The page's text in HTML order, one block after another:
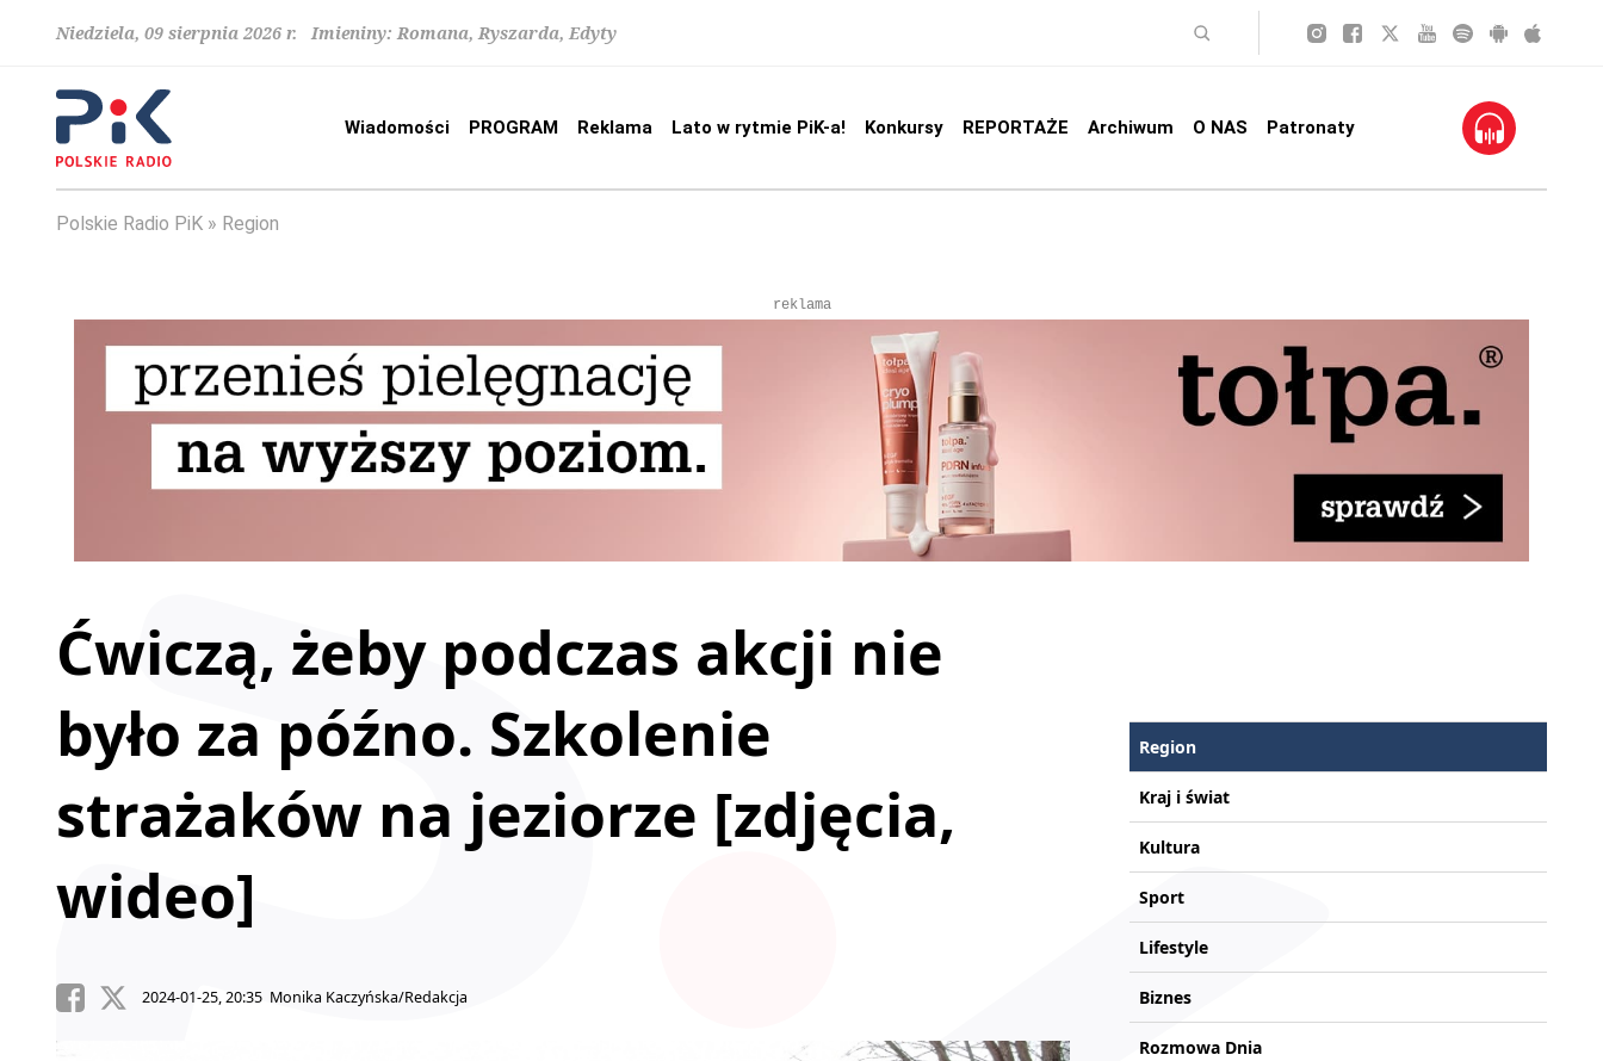
Niedziela, 09 sierpnia 2026 r. Imieniny: Romana, Ryszarda, Edyty
Wiadomości PROGRAM Reklama Lato w rytmie PiK-a! Konkursy REPORTAŻE Archiwum O NAS Patronaty
Polskie Radio PiK Region
reklama
Ćwiczą, żeby podczas akcji nie
było za późno. Szkolenie
strażaków na jeziorze [zdjęcia,
wideo]
2024-01-25, 20:35 Monika Kaczyńska/Redakcja
Region
Kraj i świat
Kultura
Sport
Lifestyle
Biznes
Rozmowa Dnia